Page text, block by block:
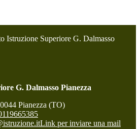
Istruzione Superiore G. Dalmasso
G. Dalmasso Pianezza
Pianezza (TO)
Link per inviare una mail